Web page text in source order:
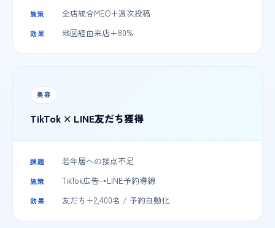
施策 全店統合MEO+週次投稿
効果 地図経由来店+80%
美容
TikTok × LINE友だち獲得
課題 若年層への接点不足
施策 TikTok広告→LINE予約導線
効果 友だち+2,400名 / 予約自動化